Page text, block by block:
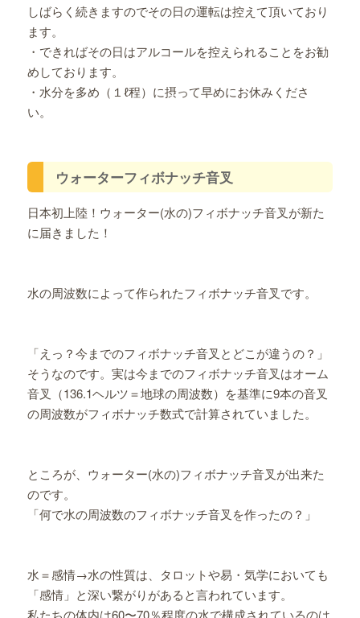
しばらく続きますのでその日の運転は控えて頂いており
ます。
・できればその日はアルコールを控えられることをお勧
めしております。
・水分を多め（１ℓ程）に摂って早めにお休みくださ
い。
ウォーターフィボナッチ音叉
日本初上陸！ウォーター(水の)フィボナッチ音叉が新た
に届きました！
水の周波数によって作られたフィボナッチ音叉です。
「えっ？今までのフィボナッチ音叉とどこが違うの？」
そうなのです。実は今までのフィボナッチ音叉はオーム
音叉（136.1ヘルツ＝地球の周波数）を基準に9本の音叉
の周波数がフィボナッチ数式で計算されていました。
ところが、ウォーター(水の)フィボナッチ音叉が出来た
のです。
「何で水の周波数のフィボナッチ音叉を作ったの？」
水＝感情→水の性質は、タロットや易・気学においても
「感情」と深い繋がりがあると言われています。
私たちの体内は60〜70％程度の水で構成されているのは